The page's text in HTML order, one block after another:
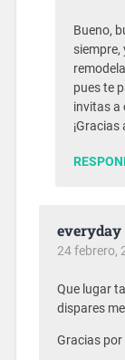
Bueno,
siempre,
pues te
invitas a
¡Gracias
24 febrero,
Que lugar
dispares
Gracias